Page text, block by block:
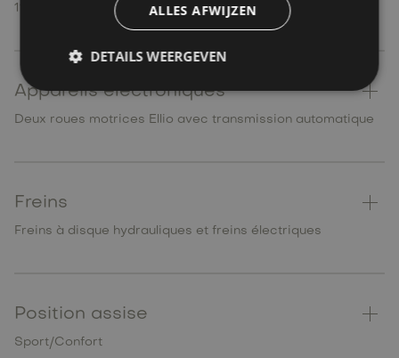
1150 Wh
Appareils électroniques
Deux roues motrices Ellio avec transmission automatique
Freins
Freins à disque hydrauliques et freins électriques
Position assise
Sport/Confort
ALLES AFWIJZEN
DETAILS WEERGEVEN